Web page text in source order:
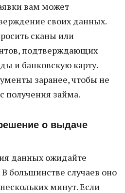
вам может
своих данных.
сканы или
подтверждающих
и банковскую карту.
заранее, чтобы не
получения займа.
о выдаче
данных ожидайте
большинстве случаев оно
минут. Если